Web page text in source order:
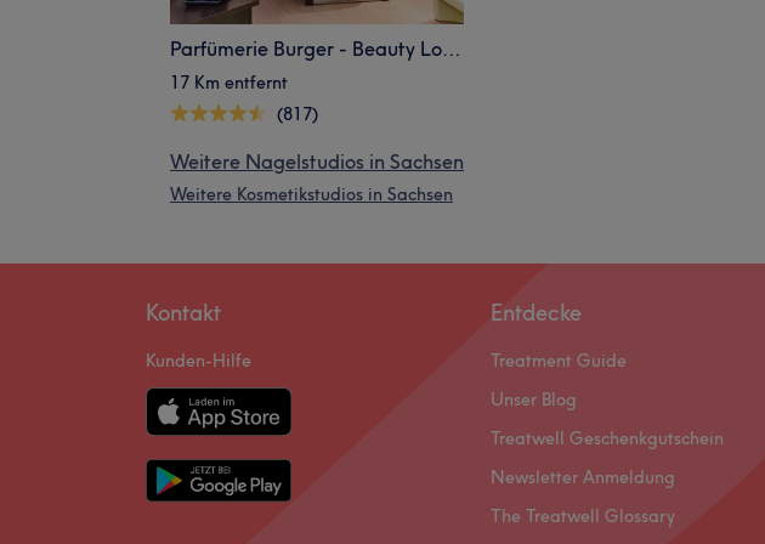
Parfümerie Burger - Beauty Lounge
17 Km entfernt
(817)
Weitere Nagelstudios in Sachsen
Weitere Kosmetikstudios in Sachsen
Kontakt
Kunden-Hilfe
Entdecke
Treatment Guide
Unser Blog
Treatwell Geschenkgutschein
Newsletter Anmeldung
The Treatwell Glossary